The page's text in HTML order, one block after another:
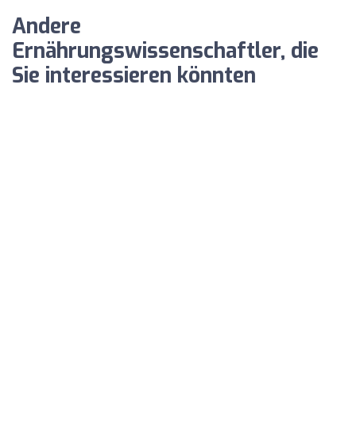
Andere
Ernährungswissenschaftler, die
Sie interessieren könnten